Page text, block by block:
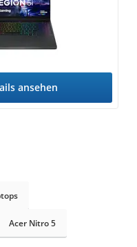
ansehen
Acer Nitro 5